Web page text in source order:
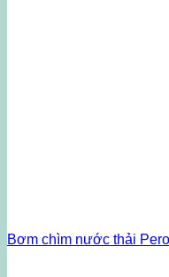
Bơm chìm nước thải